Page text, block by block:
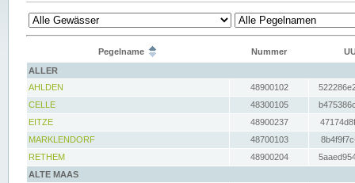
Pegelname Nummer
ALLER
AHLDEN
48900102
CELLE
48300105
EITZE
48900237
MARKLENDORF
48700103
RETHEM
48900204
ALTE MAAS